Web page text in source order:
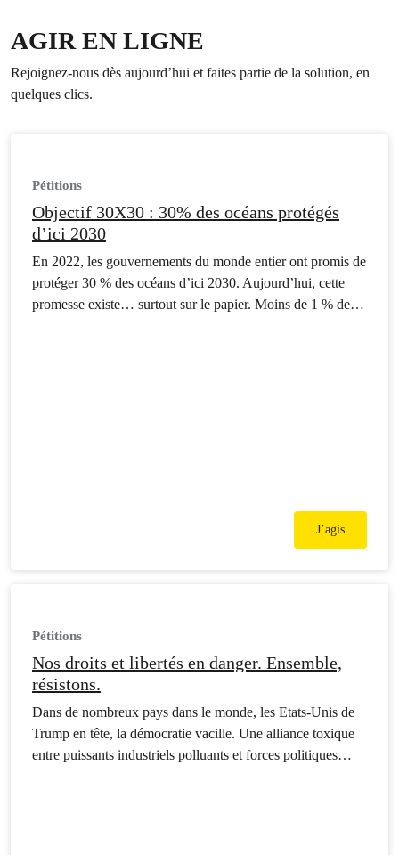
AGIR EN LIGNE
Rejoignez-nous dès aujourd’hui et faites partie de la solution, en
quelques clics.
Pétitions
Objectif 30X30 : 30% des océans protégés
d’ici 2030
En 2022, les gouvernements du monde entier ont promis de
protéger 30 % des océans d’ici 2030. Aujourd’hui, cette
promesse existe… surtout sur le papier. Moins de 1 % de la
J’agis
Pétitions
Nos droits et libertés en danger. Ensemble,
résistons.
Dans de nombreux pays dans le monde, les Etats-Unis de
Trump en tête, la démocratie vacille. Une alliance toxique
entre puissants industriels polluants et forces politiques